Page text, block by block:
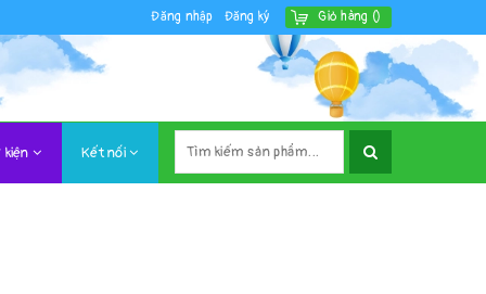
Đăng nhập Đăng ký Giỏ hàng ()
kiện Kết nối